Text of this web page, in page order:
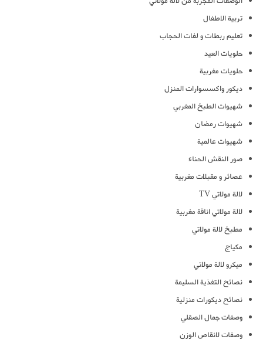
تربية الاطفال
تعليم ربطات و لفات الحجاب
حلويات العيد
حلويات مغربية
ديكور واكسسوارات المنزل
شهيوات الطبخ المغربي
شهيوات رمضان
شهيوات عالمية
صور النقش الحناء
عصائر و مقبلات مغربية
لالة مولاتي TV
لالة مولاتي اناقة مغربية
مطبخ لالة مولاتي
مكياج
ميكرو لالة مولاتي
نصائح التغذية السليمة
نصائح ديكورات منزلية
وصفات جمال الصقلي
وصفات لانقاص الوزن